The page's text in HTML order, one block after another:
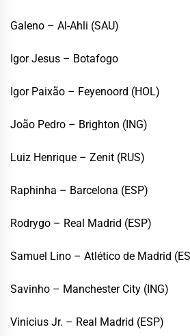
Galeno – Al-Ahli (SAU)
Igor Jesus – Botafogo
Igor Paixão – Feyenoord (HOL)
João Pedro – Brighton (ING)
Luiz Henrique – Zenit (RUS)
Raphinha – Barcelona (ESP)
Rodrygo – Real Madrid (ESP)
Samuel Lino – Atlético de Madrid
Savinho – Manchester City (ING)
Vinicius Jr. – Real Madrid (ESP)